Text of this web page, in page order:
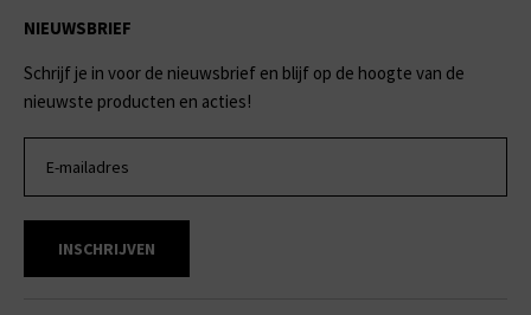
NIEUWSBRIEF
Schrijf je in voor de nieuwsbrief en blijf op de hoogte van de
nieuwste producten en acties!
INSCHRIJVEN